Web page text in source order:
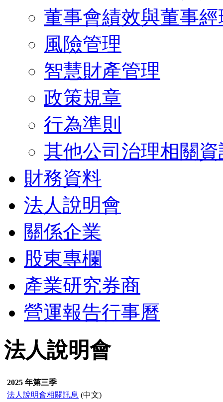
董事會績效與董事
風險管理
智慧財產管理
政策規章
行為準則
其他公司治理相關資
財務資料
法人說明會
關係企業
股東專欄
產業研究券商
營運報告行事曆
法人說明會
2025 年第三季
法人說明會相關訊息 (中文)